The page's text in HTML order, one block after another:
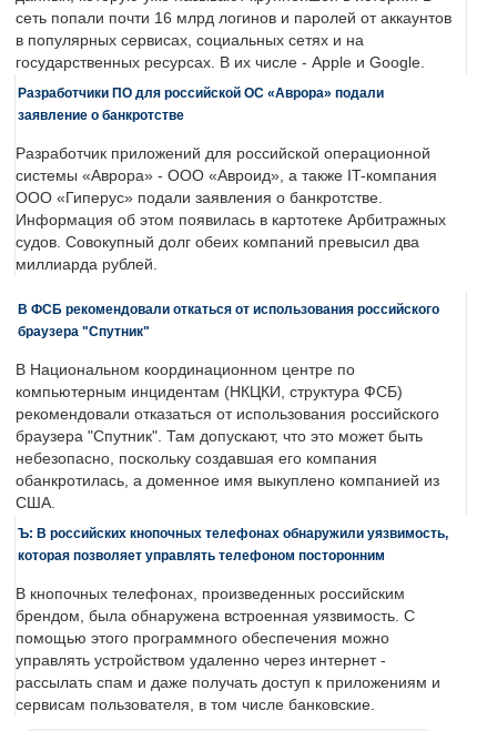
сеть попали почти 16 млрд логинов и паролей от аккаунтов
в популярных сервисах, социальных сетях и на
государственных ресурсах. В их числе - Apple и Google.
Разработчики ПО для российской ОС «Аврора» подали
заявление о банкротстве
Разработчик приложений для российской операционной
системы «Аврора» - ООО «Авроид», а также IT-компания
ООО «Гиперус» подали заявления о банкротстве.
Информация об этом появилась в картотеке Арбитражных
судов. Совокупный долг обеих компаний превысил два
миллиарда рублей.
В ФСБ рекомендовали откаться от использования российского
браузера "Спутник"
В Национальном координационном центре по
компьютерным инцидентам (НКЦКИ, структура ФСБ)
рекомендовали отказаться от использования российского
браузера "Спутник". Там допускают, что это может быть
небезопасно, поскольку создавшая его компания
обанкротилась, а доменное имя выкуплено компанией из
США.
Ъ: В российских кнопочных телефонах обнаружили уязвимость,
которая позволяет управлять телефоном посторонним
В кнопочных телефонах, произведенных российским
брендом, была обнаружена встроенная уязвимость. С
помощью этого программного обеспечения можно
управлять устройством удаленно через интернет -
рассылать спам и даже получать доступ к приложениям и
сервисам пользователя, в том числе банковские.